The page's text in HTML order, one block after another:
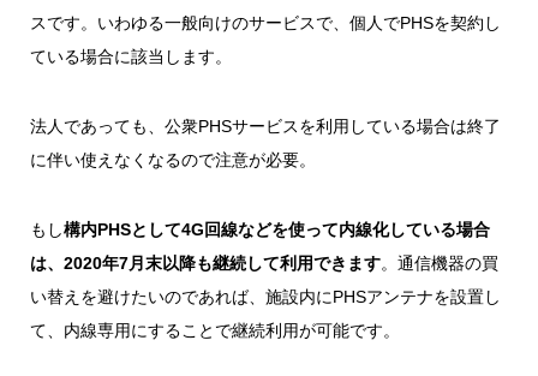
スです。いわゆる一般向けのサービスで、個人でPHSを契約し
ている場合に該当します。
法人であっても、公衆PHSサービスを利用している場合は終了
に伴い使えなくなるので注意が必要。
もし構内PHSとして4G回線などを使って内線化している場合
は、2020年7月末以降も継続して利用できます。通信機器の買
い替えを避けたいのであれば、施設内にPHSアンテナを設置し
て、内線専用にすることで継続利用が可能です。